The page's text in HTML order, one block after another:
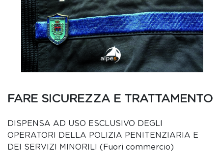
FARE SICUREZZA E TRATTAMENTO
DISPENSA AD USO ESCLUSIVO DEGLI
OPERATORI DELLA POLIZIA PENITENZIARIA E
DEI SERVIZI MINORILI (Fuori commercio)